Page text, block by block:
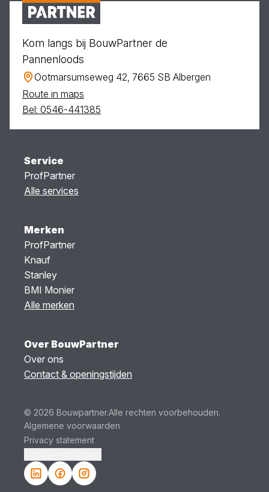
Kom langs bij BouwPartner de
Pannenloods
Ootmarsumseweg 42, 7665 SB Albergen
Route in maps
Bel: 0546-441385
Service
ProfPartner
Alle services
Merken
ProfPartner
Knauf
Stanley
BMI Monier
Alle merken
Over BouwPartner
Over ons
Contact & openingstijden
© 2026 Bouwpartner.Alle rechten voorbehouden.
Algemene voorwaarden
Privacy statement